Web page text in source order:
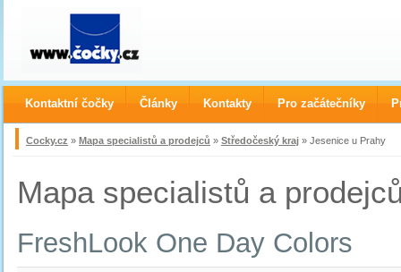
Cocky.cz » Mapa specialistů a prodejců » Středočeský kraj » Jesenice u Prahy
Mapa specialistů a
FreshLook One Day Colors
Kontaktní čočky Články Kontakty Pro začátečníky